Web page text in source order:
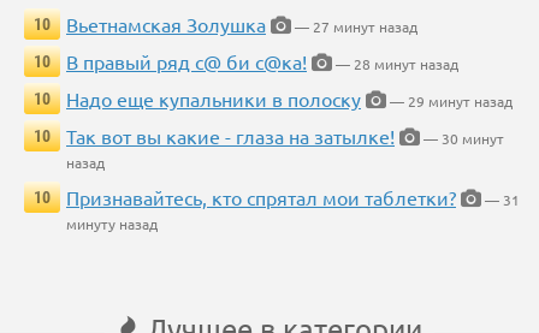
10
Вьетнамская Золушка
— 27 минут назад
10
В правый ряд с@ би с@ка!
— 28 минут назад
10
Надо еще купальники в полоску
— 29 минут назад
10
Так вот вы какие - глаза на затылке!
— 30 минут
назад
10
Признавайтесь, кто спрятал мои таблетки?
— 31
минуту назад